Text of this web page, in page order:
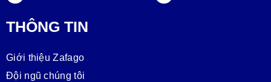
THÔNG TIN
Giới thiệu Zafago
Đội ngũ chúng tôi